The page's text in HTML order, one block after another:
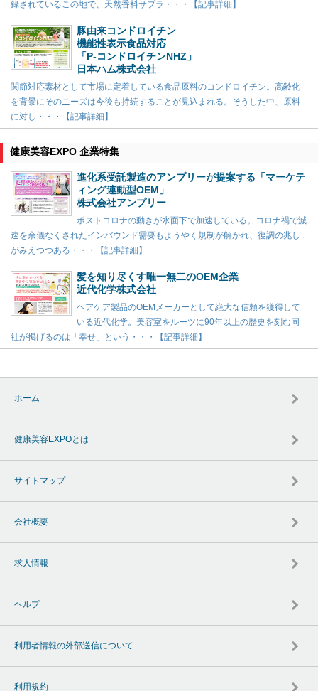
録されているこの地で、天然香料サプラ・・・【記事詳細】
豚由来コンドロイチン
機能性表示食品対応
「P-コンドロイチンNHZ」
日本ハム株式会社
関節対応素材として市場に定着している食品原料のコンドロイチン。高齢化
を背景にそのニーズは今後も持続することが見込まれる。そうした中、原料
に対し・・・【記事詳細】
健康美容EXPO 企業特集
進化系受託製造のアンプリーが提案する「マーケテ
ィング連動型OEM」
株式会社アンプリー
ポストコロナの動きが水面下で加速している。コロナ禍で減
速を余儀なくされたインバウンド需要もようやく規制が解かれ、復調の兆し
がみえつつある・・・【記事詳細】
髪を知り尽くす唯一無二のOEM企業
近代化学株式会社
ヘアケア製品のOEMメーカーとして絶大な信頼を獲得して
いる近代化学。美容室をルーツに90年以上の歴史を刻む同
社が掲げるのは「幸せ」という・・・【記事詳細】
ホーム
健康美容EXPOとは
サイトマップ
会社概要
求人情報
ヘルプ
利用者情報の外部送信について
利用規約